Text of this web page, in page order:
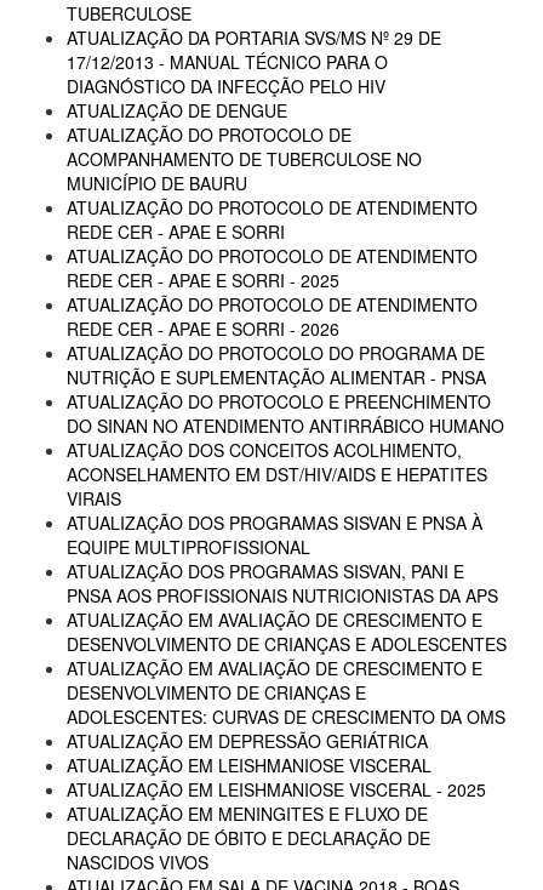
TUBERCULOSE
ATUALIZAÇÃO DA PORTARIA SVS/MS Nº 29 DE
17/12/2013 - MANUAL TÉCNICO PARA O
DIAGNÓSTICO DA INFECÇÃO PELO HIV
ATUALIZAÇÃO DE DENGUE
ATUALIZAÇÃO DO PROTOCOLO DE
ACOMPANHAMENTO DE TUBERCULOSE NO
MUNICÍPIO DE BAURU
ATUALIZAÇÃO DO PROTOCOLO DE ATENDIMENTO
REDE CER - APAE E SORRI
ATUALIZAÇÃO DO PROTOCOLO DE ATENDIMENTO
REDE CER - APAE E SORRI - 2025
ATUALIZAÇÃO DO PROTOCOLO DE ATENDIMENTO
REDE CER - APAE E SORRI - 2026
ATUALIZAÇÃO DO PROTOCOLO DO PROGRAMA DE
NUTRIÇÃO E SUPLEMENTAÇÃO ALIMENTAR - PNSA
ATUALIZAÇÃO DO PROTOCOLO E PREENCHIMENTO
DO SINAN NO ATENDIMENTO ANTIRRÁBICO HUMANO
ATUALIZAÇÃO DOS CONCEITOS ACOLHIMENTO,
ACONSELHAMENTO EM DST/HIV/AIDS E HEPATITES
VIRAIS
ATUALIZAÇÃO DOS PROGRAMAS SISVAN E PNSA À
EQUIPE MULTIPROFISSIONAL
ATUALIZAÇÃO DOS PROGRAMAS SISVAN, PANI E
PNSA AOS PROFISSIONAIS NUTRICIONISTAS DA APS
ATUALIZAÇÃO EM AVALIAÇÃO DE CRESCIMENTO E
DESENVOLVIMENTO DE CRIANÇAS E ADOLESCENTES
ATUALIZAÇÃO EM AVALIAÇÃO DE CRESCIMENTO E
DESENVOLVIMENTO DE CRIANÇAS E
ADOLESCENTES: CURVAS DE CRESCIMENTO DA OMS
ATUALIZAÇÃO EM DEPRESSÃO GERIÁTRICA
ATUALIZAÇÃO EM LEISHMANIOSE VISCERAL
ATUALIZAÇÃO EM LEISHMANIOSE VISCERAL - 2025
ATUALIZAÇÃO EM MENINGITES E FLUXO DE
DECLARAÇÃO DE ÓBITO E DECLARAÇÃO DE
NASCIDOS VIVOS